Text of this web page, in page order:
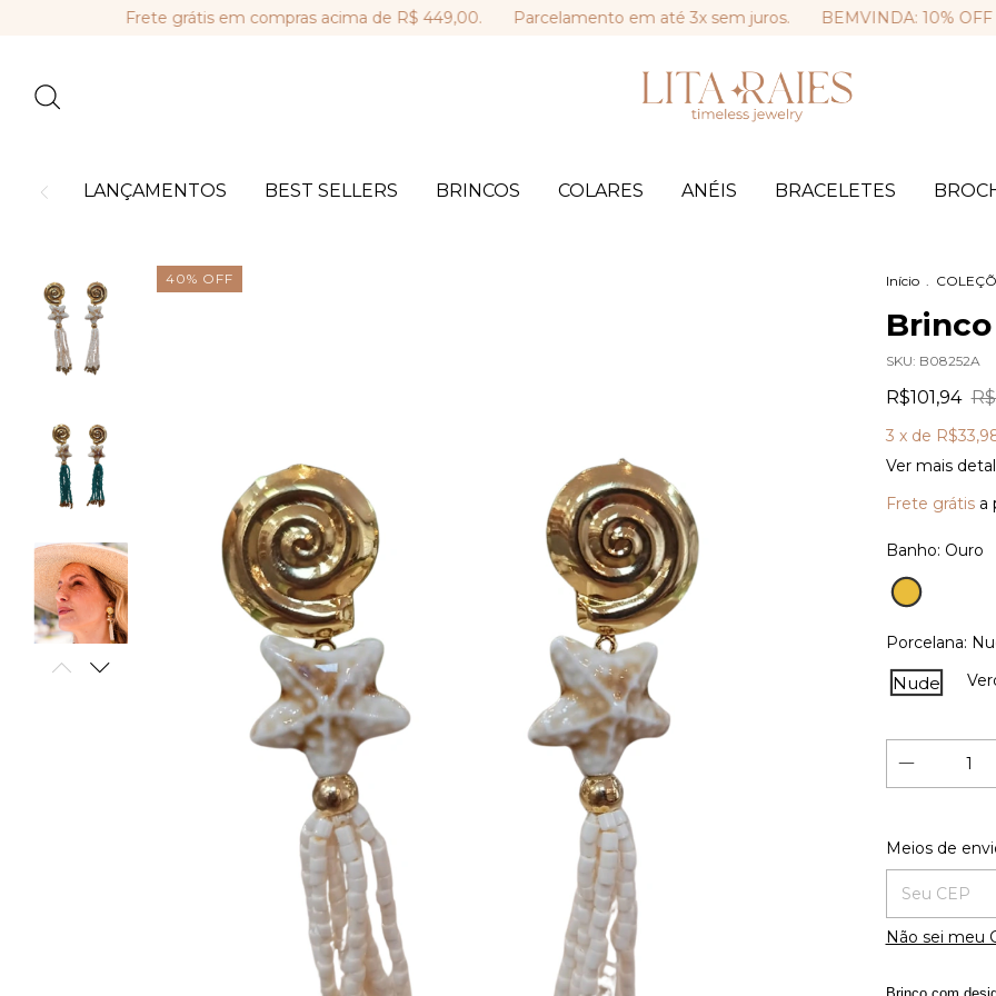
Frete grátis em compras acima de R$ 449,00. Parcelamento em até 3x sem juros. BEMVINDA: 10% OFF na
LANÇAMENTOS BEST SELLERS BRINCOS COLARES ANÉIS BRACELETES
40% OFF Início .
SKU: B08252A
R$101,94
3 x de
Ver mais
Frete grátis a
Banho: Ouro
Ouro
Porcelana:
Nude
Entregas para
Meios de
Não sei meu